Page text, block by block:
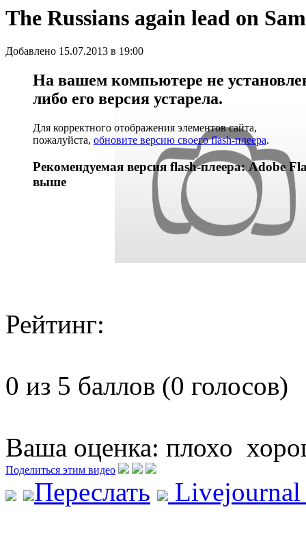
The Russians again lead on
Добавлено 15.07.2013 в 19:00
На вашем компьютере не
либо его версия устарела.
Для корректного отображения элементов сайта,
пожалуйста, обновите версию своего flash-плеера.
Рекомендуемая версия flash-плеера: Adobe
выше
Рейтинг:
0 из 5 баллов (0 голосов)
Ваша оценка: плохо
Поделиться этим видео
Переслать